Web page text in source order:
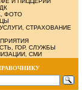
ФОТО
СТРАХОВАНИЕ
ГОР. СЛУЖБЫ
СМИ